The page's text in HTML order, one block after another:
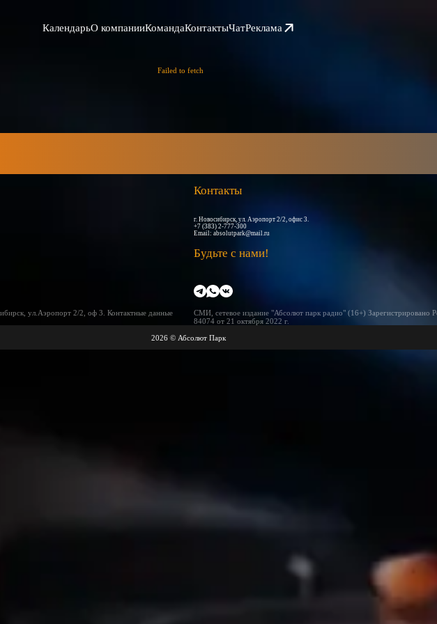
КалендарьО компанииКомандаКонтактыЧатРеклама
Failed to fetch
Контакты
г. Новосибирск, ул. Аэропорт 2/2, офис 3.
+7 (383) 2-777-300
Email: absolutpark@mail.ru
Будьте с нами!
ул.Аэропорт 2/2, оф 3. Контактные данные
СМИ, сетевое издание "Абсолют парк радио" (16+)
84074 от 21 октября 2022 г.
2026 © Абсолют Парк